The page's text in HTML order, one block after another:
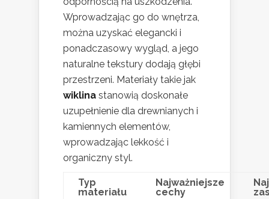
Wprowadzając go do wnętrza,
można uzyskać elegancki i
ponadczasowy wygląd, a jego
naturalne tekstury dodają głębi
przestrzeni. Materiały takie jak
wiklina stanowią doskonałe
uzupełnienie dla drewnianych i
kamiennych elementów,
wprowadzając lekkość i
organiczny styl.
Typ
materiału
Najważniejsze
cechy